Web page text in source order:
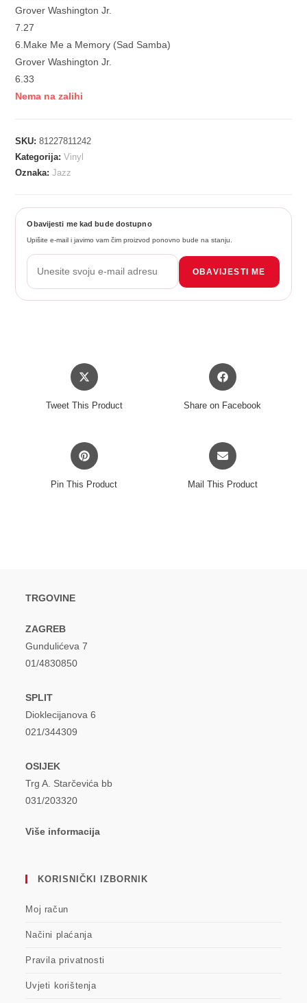
Grover Washington Jr.
7.27
6.Make Me a Memory (Sad Samba)
Grover Washington Jr.
6.33
Nema na zalihi
SKU:81227811242
Kategorija:Vinyl
Oznaka:Jazz
Obavijesti me kad bude dostupno
Upišite e-mail i javimo vam čim proizvod ponovno bude na stanju.
OBAVIJESTI ME
Opens
in
Tweet This Product
Opens
in
Share on Facebook
Opens
in
Pin This Product
Opens
in
Mail This Product
TRGOVINE
ZAGREB
Gundulićeva 7
01/4830850
SPLIT
Dioklecijanova 6
021/344309
OSIJEK
Trg A. Starčevića bb
031/203320
Više informacija
KORISNIČKI IZBORNIK
Moj račun
Načini plaćanja
Pravila privatnosti
Uvjeti korištenja